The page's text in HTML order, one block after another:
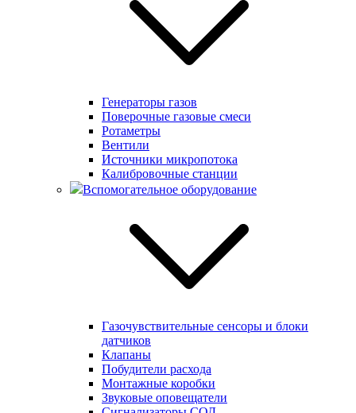
Генераторы газов
Поверочные газовые смеси
Ротаметры
Вентили
Источники микропотока
Калибровочные станции
Вспомогательное оборудование
Газочувствительные сенсоры и блоки
датчиков
Клапаны
Побудители расхода
Монтажные коробки
Звуковые оповещатели